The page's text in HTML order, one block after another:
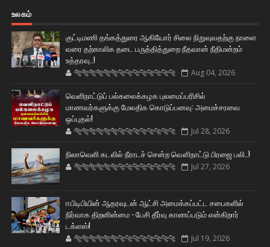
உலகம்
குட்டிமணி தங்கத்துரை ஆகியோர் சிலை நிறுவுவதற்கு நாளை
வரை தற்காலிக தடை பருத்தித்துறை நீதவான் நீதிமன்றம்
உத்தரவு..!
🐅🐅🐅🐅🐅🐅🐆🐆🐆🐆🐆🐆🐆🐆 Aug 04, 2026
வெளிநாட்டுப் பல்கலைக்கழக புலமைப்பரிசில்
மாணவர்களுக்கு மேலதிக கொடுப்பனவு: அமைச்சரவை
ஒப்புதல்!
🐅🐅🐅🐅🐅🐅🐆🐆🐆🐆🐆🐆🐆🐆 Jul 28, 2026
நிலாவெளி கடலில் நீராடச் சென்ற வௌிநாட்டு பிரஜை பலி..!
🐅🐅🐅🐅🐅🐅🐆🐆🐆🐆🐆🐆🐆🐆 Jul 27, 2026
ஈபிடிபியின் ஆதரவுடன் ஆட்சி அமைக்கப்பட்ட சபைகளில்
நிர்வாக திறனின்மை - பேசி தீர்வு காணப்படும் என்கிறார்
டக்ளஸ்!
🐅🐅🐅🐅🐅🐅🐆🐆🐆🐆🐆🐆🐆🐆 Jul 19, 2026